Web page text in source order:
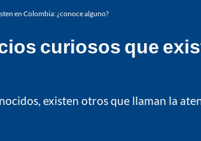
en Colombia: ¿conoce alguno?
curiosos que
existen otros que llaman la